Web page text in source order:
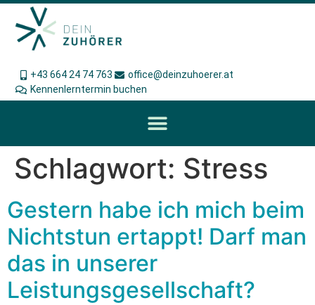
+43 664 24 74 763
office@deinzuhoerer.at
Kennenlerntermin buchen
Schlagwort: Stress
Gestern habe ich mich beim
Nichtstun ertappt! Darf man
das in unserer
Leistungsgesellschaft?